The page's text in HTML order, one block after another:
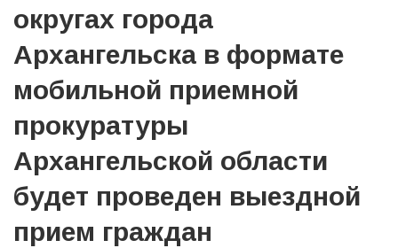
округах города
Архангельска в формате
мобильной приемной
прокуратуры
Архангельской области
будет проведен выездной
прием граждан